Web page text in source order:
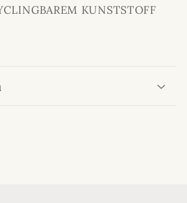
KUNSTSTOFF